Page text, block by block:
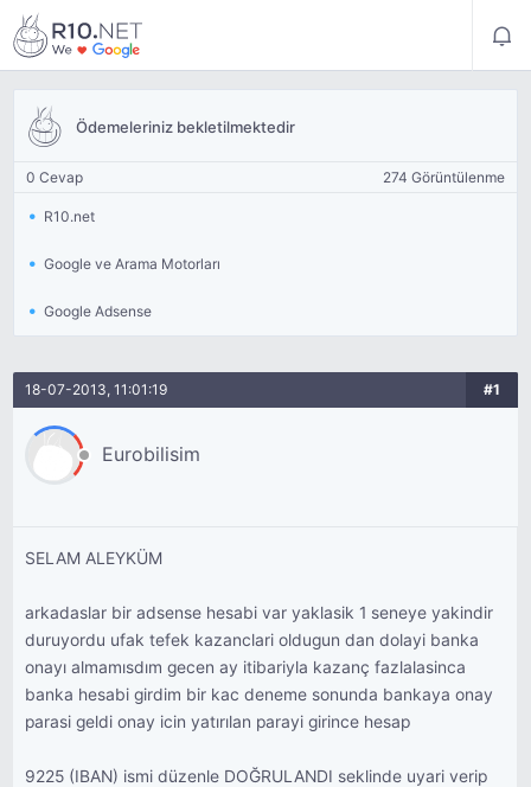
Ödemeleriniz bekletilmektedir
0 Cevap 274 Görüntülenme
R10.net
Google ve Arama Motorları
Google Adsense
18-07-2013, 11:01:19 #1
Eurobilisim
SELAM ALEYKÜM
arkadaslar bir adsense hesabi var yaklasik 1 seneye yakindir
duruyordu ufak tefek kazanclari oldugun dan dolayi banka
onayı almamısdım gecen ay itibariyla kazanç fazlalasinca
banka hesabi girdim bir kac deneme sonunda bankaya onay
parasi geldi onay icin yatırılan parayi girince hesap
9225 (IBAN) ismi düzenle DOĞRULANDI seklinde uyari verip